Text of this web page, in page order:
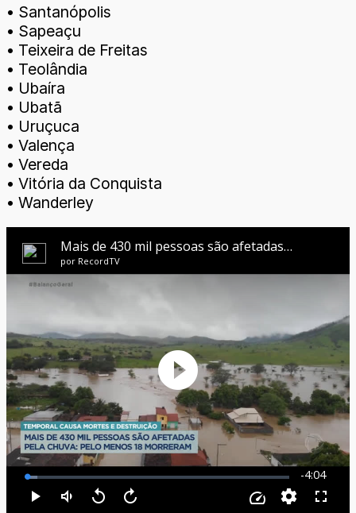
• Santanópolis
• Sapeaçu
• Teixeira de Freitas
• Teolândia
• Ubaíra
• Ubatã
• Uruçuca
• Valença
• Vereda
• Vitória da Conquista
• Wanderley